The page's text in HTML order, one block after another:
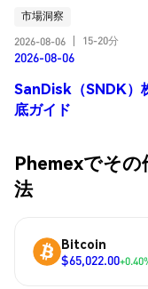
市場洞察
2026-08-06
15-20分
2026-08-06
SanDisk（SNDK）
底ガイド
Phemexでそ
法
Bitcoin
$65,022.00